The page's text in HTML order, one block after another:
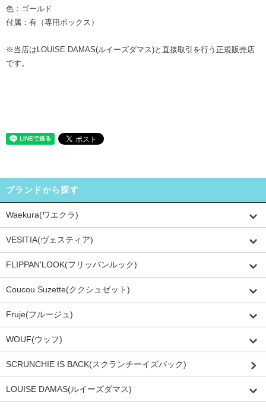
色：ゴールド
付属：有（専用ボックス）
※当店はLOUISE DAMAS(ルイーズダマス)と直接取引を行う正規販売店
です。
ブランドから探す
Waekura(ワエクラ)
VESITIA(ヴェスティア)
FLIPPAN'LOOK(フリッパンルック)
Coucou Suzette(ククシュゼット)
Fruje(フルージュ)
WOUF(ウッフ)
SCRUNCHIE IS BACK(スクランチーイズバック)
LOUISE DAMAS(ルイーズダマス)